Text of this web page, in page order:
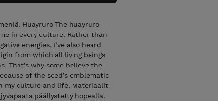
Huayruro The huayruro
in every culture. Rather than
energies, I’ve also heard
from which all living beings
That’s why some believe the
of the seed’s emblematic
my culture and life. Materiaalit:
päällystetty hopealla.